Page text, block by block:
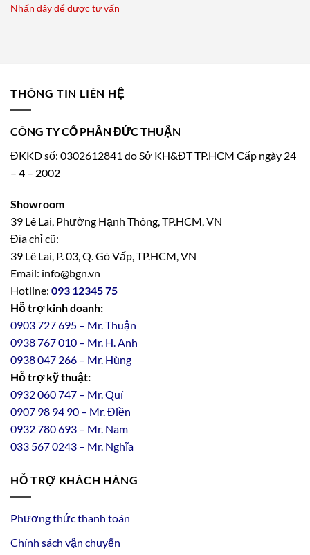
Nhấn đây để được tư vấn
THÔNG TIN LIÊN HỆ
CÔNG TY CỔ PHẦN ĐỨC THUẬN
ĐKKD số: 0302612841 do Sở KH&ĐT TP.HCM Cấp ngày 24
– 4 – 2002
Showroom
39 Lê Lai, Phường Hạnh Thông, TP.HCM, VN
Địa chỉ cũ:
39 Lê Lai, P. 03, Q. Gò Vấp, TP.HCM, VN
Email: info@bgn.vn
Hotline: 093 12345 75
Hỗ trợ kinh doanh:
0903 727 695 – Mr. Thuận
0938 767 010 – Mr. H. Anh
0938 047 266 – Mr. Hùng
Hỗ trợ kỹ thuật:
0932 060 747 – Mr. Quí
0907 98 94 90 – Mr. Điền
0932780693 – Mr. Nam
033 567 0243 – Mr. Nghĩa
HỖ TRỢ KHÁCH HÀNG
Phương thức thanh toán
Chính sách vận chuyển